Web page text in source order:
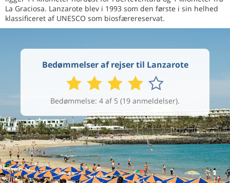
La Graciosa. Lanzarote blev i 1993 som den første i sin helhed
klassificeret af UNESCO som biosfærereservat.
Bedømmelser af rejser til Lanzarote
Bedømmelse: 4 af 5 (19 anmeldelser).